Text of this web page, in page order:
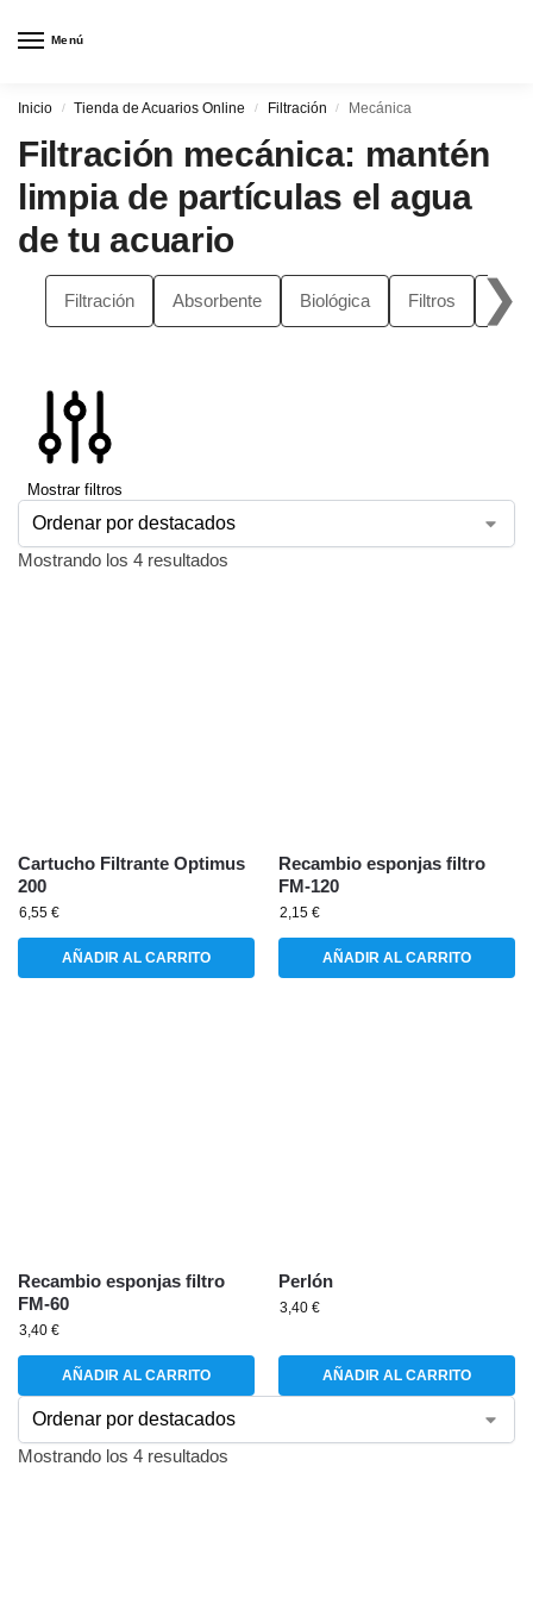
Menú
Inicio / Tienda de Acuarios Online / Filtración / Mecánica
Filtración mecánica: mantén
limpia de partículas el agua
de tu acuario
Filtración Absorbente Biológica Filtros ❯
Mostrar filtros
Mostrando los 4 resultados
Cartucho Filtrante Optimus
200
6,55 €
AÑADIR AL CARRITO
Recambio esponjas filtro
FM-120
2,15 €
AÑADIR AL CARRITO
Recambio esponjas filtro
FM-60
3,40 €
AÑADIR AL CARRITO
Perlón
3,40 €
AÑADIR AL CARRITO
Mostrando los 4 resultados